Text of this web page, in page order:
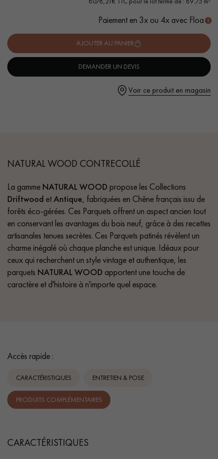
Un expert Décoplus Parquets vous appelle
Obtenez un devis gratuit !
Paiement en 3x ou 4x avec Floa
AJOUTER AU PANIER
DEMANDER UN DEVIS
Voir ce produit en magasin
NATURAL WOOD CONTRECOLLÉ
La gamme NATURAL WOOD propose les Collections
Driftwood etAntique, fabriquées en Chêne français issu de
forêts éco-gérées. Ces Parquets offrent un aspect ancien tout
en conservant les avantages du bois neuf, grâce à des recettes
artisanales tenues secrètes. Ces Parquets patinés révèlent un
charme inégalé où chaque planche est unique. Idéaux pour
ceux qui recherchent un style vintage et authentique, les
parquets NATURAL WOOD apportent une touche de
caractère et d'histoire à n'importe quel espace.
Accès rapide :
CARACTÉRISTIQUES ENTRETIEN & POSE
PRODUITS COMPLÉMENTAIRES
CARACTÉRISTIQUES